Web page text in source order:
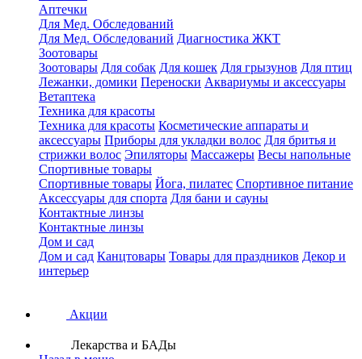
Аптечки
Для Мед. Обследований
Для Мед. Обследований Диагностика ЖКТ
Зоотовары
Зоотовары Для собак Для кошек Для грызунов Для птиц
Лежанки, домики Переноски Аквариумы и аксессуары
Ветаптека
Техника для красоты
Техника для красоты Косметические аппараты и
аксессуары Приборы для укладки волос Для бритья и
стрижки волос Эпиляторы Массажеры Весы напольные
Спортивные товары
Спортивные товары Йога, пилатес Спортивное питание
Аксессуары для спорта Для бани и сауны
Контактные линзы
Контактные линзы
Дом и сад
Дом и сад Канцтовары Товары для праздников Декор и
интерьер
Акции
Лекарства и БАДы